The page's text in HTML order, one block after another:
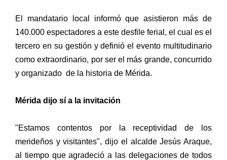
El mandatario local informó que asistieron más de
140.000 espectadores a este desfile ferial, el cual es el
tercero en su gestión y definió el evento multitudinario
como extraordinario, por ser el más grande, concurrido
y organizado de la historia de Mérida.
Mérida dijo sí a la invitación
"Estamos contentos por la receptividad de los
merideños y visitantes", dijo el alcalde Jesús Araque,
al tiempo que agradeció a las delegaciones de todos